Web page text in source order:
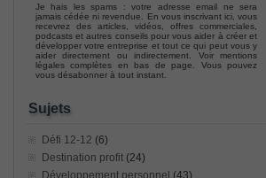
Je hais les spams : votre adresse email ne sera
jamais cédée ni revendue. En vous inscrivant ici, vous
recevrez des articles, vidéos, offres commerciales,
podcasts et autres conseils pour vous aider à créer et
développer votre entreprise et tout ce qui peut vous y
aider directement ou indirectement. Voir mentions
légales complètes en bas de page. Vous pouvez
vous désabonner à tout instant.
Sujets
Défi 12-12 (6)
Destination profit (24)
Développement personnel (43)